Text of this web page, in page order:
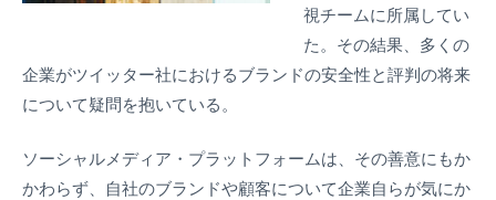
視チームに所属してい
た。その結果、多くの
企業がツイッター社におけるブランドの安全性と評判の将来
について疑問を抱いている。
ソーシャルメディア・プラットフォームは、その善意にもか
かわらず、自社のブランドや顧客について企業自らが気にか